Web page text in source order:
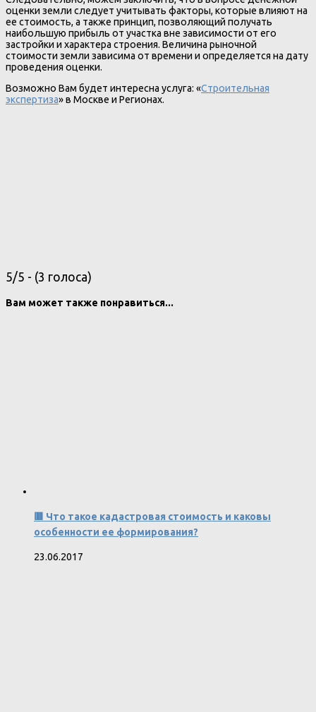
оценки земли следует учитывать факторы, которые влияют на
ее стоимость, а также принцип, позволяющий получать
наибольшую прибыль от участка вне зависимости от его
застройки и характера строения. Величина рыночной
стоимости земли зависима от времени и определяется на дату
проведения оценки.
Возможно Вам будет интересна услуга: «Строительная
экспертиза» в Москве и Регионах.
5/5 - (3 голоса)
Вам может также понравиться...
🟥 Что такое кадастровая стоимость и каковы
особенности ее формирования?
23.06.2017